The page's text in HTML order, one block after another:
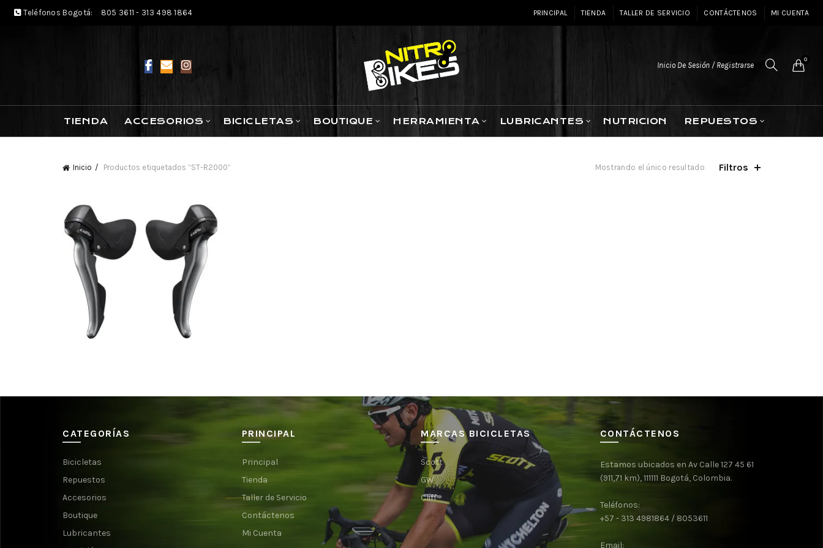
Teléfonos Bogotá: 805 3611 - 313 498 1864 PRINCIPAL TIENDA TALLER DE SERVICIO CONTÁCTENOS MI CUENTA
Inicio De Sesión / Registrarse
0
TIENDA ACCESORIOS BICICLETAS BOUTIQUE HERRAMIENTA LUBRICANTES NUTRICION REPUESTOS
Inicio Productos etiquetados “ST-R2000” Mostrando el único resultado Filtros
CATEGORÍAS
Bicicletas
Repuestos
Accesorios
Boutique
Lubricantes
PRINCIPAL
Principal
Tienda
Taller de Servicio
Contáctenos
Mi Cuenta
MARCAS BICICLETAS
Scott
GW
Cliff
CONTÁCTENOS
Estamos ubicados en Av Calle 127 45 61
(911,71 km), 111111 Bogotá, Colombia.
Teléfonos:
+57 - 313 4981864 / 8053611
Email: